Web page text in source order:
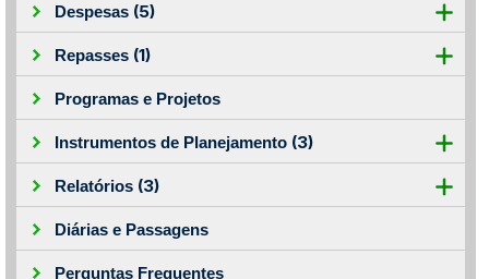
Despesas (5)
Repasses (1)
Programas e Projetos
Instrumentos de Planejamento (3)
Relatórios (3)
Diárias e Passagens
Perguntas Frequentes